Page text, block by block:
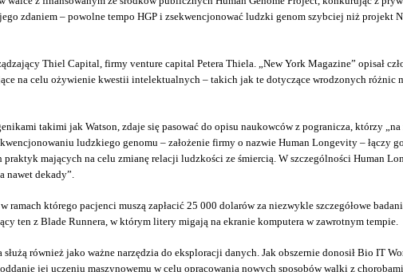
zdaniem – powolne tempo HGP i zsekwencjonować ludzki genom szybciej niż projekt
Thiel Capital, firmy venture capital Petera Thiela. „New York Magazine” opisał
na celu ożywienie kwestii intelektualnych – takich jak te dotyczące wrodzonych różnic
takimi jak Watson, zdaje się pasować do opisu naukowców z pogranicza, którzy
ludzkiego genomu – założenie firmy o nazwie Human Longevity – łączy
mających na celu zmianę relacji ludzkości ze śmiercią. W szczególności Human
nawet dekady”.
którego pacjenci muszą zapłacić 25 000 dolarów za niezwykle szczegółowe
ten z Blade Runnera, w którym litery migają na ekranie komputera w zawrotnym tempie.
również jako ważne narzędzia do eksploracji danych. Jak obszernie donosił Bio IT
jej uczeniu maszynowemu w celu opracowania nowych sposobów walki z